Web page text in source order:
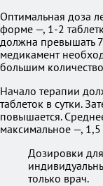
Оптимальная доза
форме —, 1-2
должна превышать
медикамент
большим
Начало терапии
таблеток в сутки.
повышается.
максимальное —,
Дозировки
только врач.